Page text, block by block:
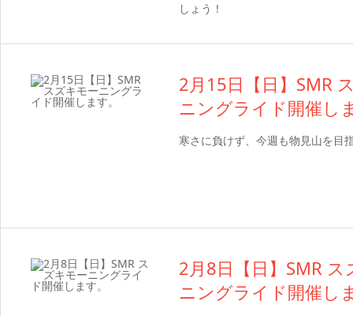
しょう！
2月15日【日】SMR
ニングライド開催し
寒さに負けず、今週も物見山を目
2月8日【日】SMR ス
ニングライド開催し